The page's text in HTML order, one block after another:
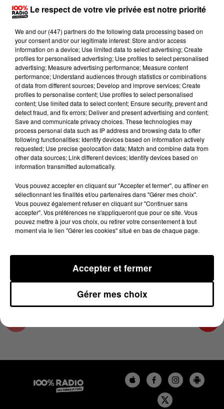
Lecture (1 min 13 sec)
100%
100% Radio l'agenda du Tarn et Garonne
12 février 2025 - 1 min 13 sec
L'AGENDA DU TARN ET GARONNE DU
12/02/2025 À 16H41
L'agenda du Tarn et Garonne
Le respect de votre vie privée est notre priorité
We and our (447) partnersdo the following data processing based on
your consent and/or our legitimate interest: Store and/or access
information on a device; Use limited data to select advertising; Create
profiles for personalised advertising; Use profiles to select personalised
advertising; Measure advertising performance; Measure content
performance; Understand audiences through statistics or combinations
of data from different sources; Develop and improve services; Create
profiles to personalise content; Use profiles to select personalised
content; Use limited data to select content; Ensure security, prevent and
detect fraud, and fix errors; Deliver and present advertising and content;
Save and communicate privacy choices. These technologies may
process personal data such as IP address and browsing data to offer
following functionalities: Identify devices based on information actively
requested; Use precise geolocation data; Match and combine data from
other data sources; Link different devices; Identify devices based on
information transmitted automatically.
Vous pouvez accepter en cliquant sur "Accepter et fermer", ou affiner en
sélectionnant les finalités et/ou partenaires dans "Gérer mes choix".
Vous pouvez également refuser en cliquant sur "Continuer sans
accepter". Vos préférences ne s'appliqueront que pour ce site. Vous
pouvez mettre à jour vos choix, ou retirer votre consentement à tout
moment via le lien "Gérer les cookies" situé en bas de chaque page.
Gérer mes choix
Accepter et fermer